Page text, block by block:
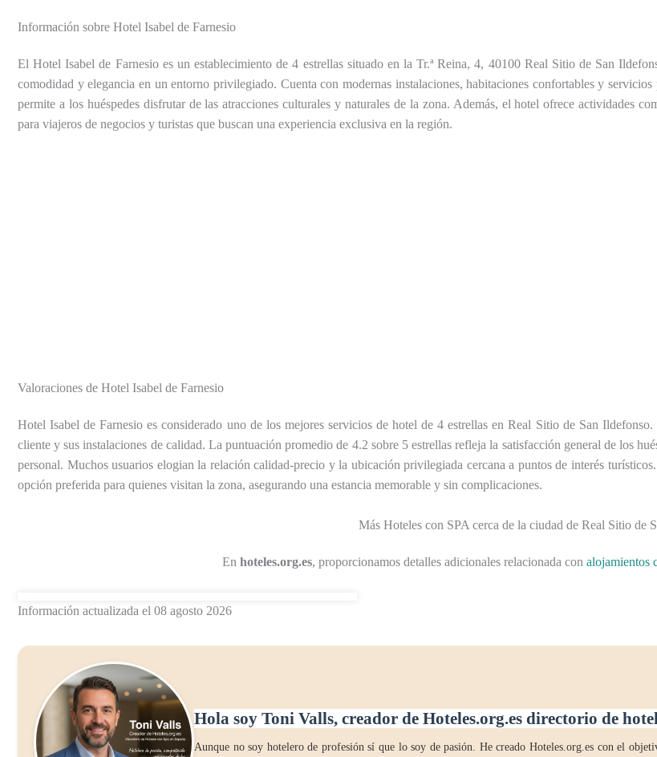
Información sobre Hotel Isabel de Farnesio
El Hotel Isabel de Farnesio es un establecimiento de 4 estrellas situado en la Tr.ª Reina, 4, 40100 Real Sitio de San
comodidad y elegancia en un entorno privilegiado. Cuenta con modernas instalaciones, habitaciones confortables y
permite a los huéspedes disfrutar de las atracciones culturales y naturales de la zona. Además, el hotel ofrece actividades
para viajeros de negocios y turistas que buscan una experiencia exclusiva en la región.
Valoraciones de Hotel Isabel de Farnesio
Hotel Isabel de Farnesio es considerado uno de los mejores servicios de hotel de 4 estrellas en Real Sitio de San
cliente y sus instalaciones de calidad. La puntuación promedio de 4.2 sobre 5 estrellas refleja la satisfacción general de los
personal. Muchos usuarios elogian la relación calidad-precio y la ubicación privilegiada cercana a puntos de interés
opción preferida para quienes visitan la zona, asegurando una estancia memorable y sin complicaciones.
Más Hoteles con SPA cerca de la ciudad de Real Sitio de
En hoteles.org.es, proporcionamos detalles adicionales relacionada con alojamientos
Información actualizada el 08 agosto 2026
Hola soy Toni Valls, creador de Hoteles.org.es directorio de
Aunque no soy hotelero de profesión sí que lo soy de pasión. He creado Hoteles.org.es con el